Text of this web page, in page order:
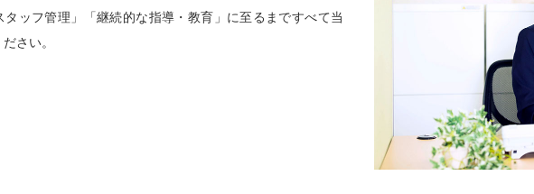
タッフ管理」「継続的な指導・教育」に至るまですべて当
さい。